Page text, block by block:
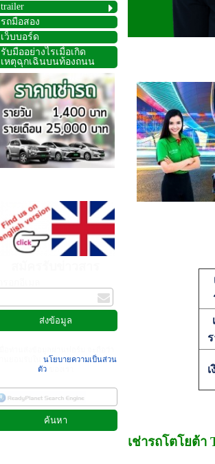
trailer
รถมือสอง
เว็บบอร์ด
รับมืออย่างไรเมื่อเกิด
เหตุฉุกเฉินบนท้องถนน
นโยบายความเป็นส่วน
ตัว
เช่ารถโตโยต้า